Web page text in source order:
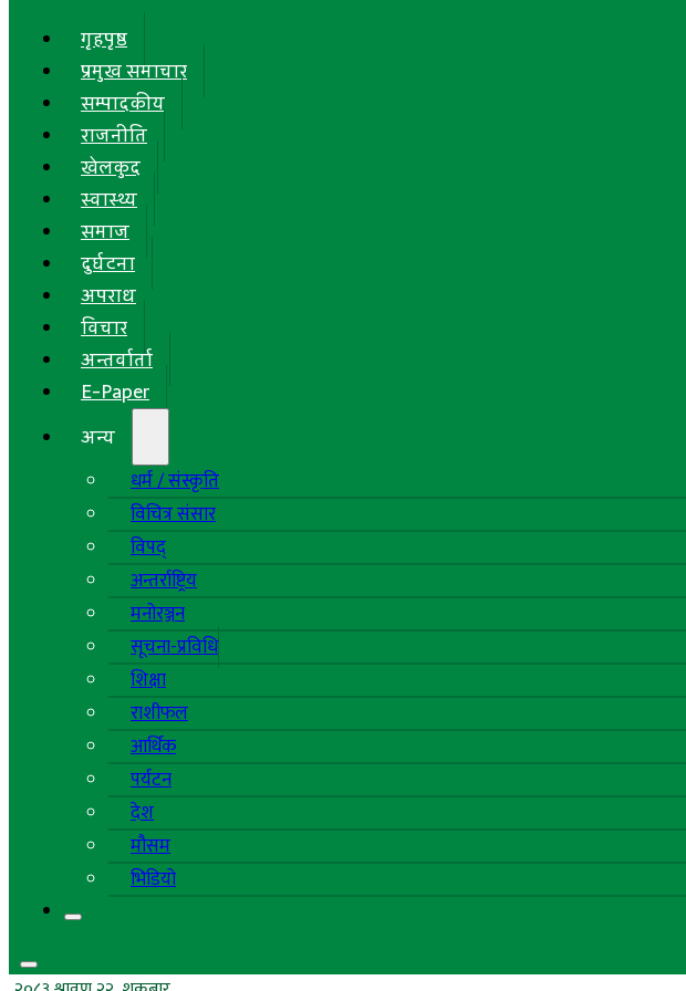
गृहपृष्ठ
प्रमुख समाचार
सम्पादकीय
राजनीति
खेलकुद
स्वास्थ्य
समाज
दुर्घटना
अपराध
विचार
अन्तर्वार्ता
E-Paper
अन्य
धर्म / संस्कृति
विचित्र संसार
विपद्
अन्तर्राष्ट्रिय
मनोरञ्जन
सूचना-प्रविधि
शिक्षा
राशीफल
आर्थिक
पर्यटन
देश
मौसम
भिडियो